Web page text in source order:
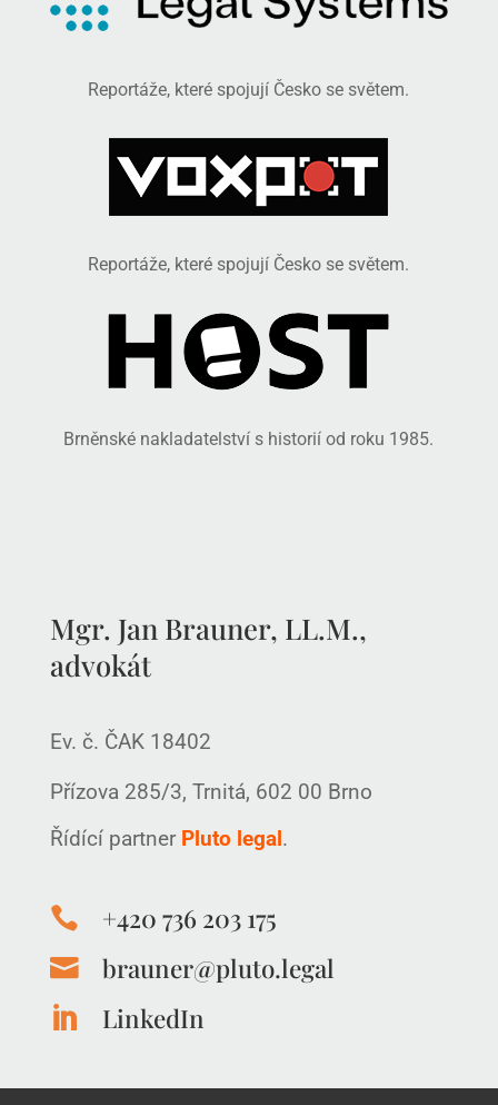
Reportáže, které spojují Česko se světem.
Reportáže, které spojují Česko se světem.
Brněnské nakladatelství s historií od roku 1985.
Mgr. Jan Brauner, LL.M.,
advokát
Ev. č. ČAK 18402
Přízova 285/3, Trnitá, 602 00 Brno
Řídící partner Pluto legal.
 +420 736 203 175
 brauner@pluto.legal
 LinkedIn